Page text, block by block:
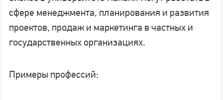
сфере менеджмента, планирования и развития
проектов, продаж и маркетинга в частных и
государственных организациях.
Примеры профессий: